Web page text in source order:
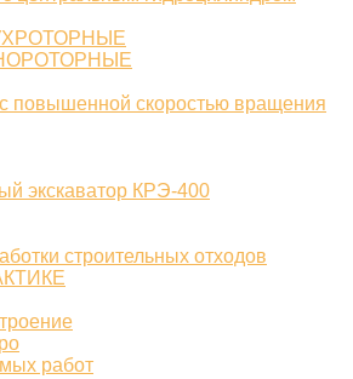
повышенной скоростью вращения
экскаватор КРЭ-400
строительных отходов
работ